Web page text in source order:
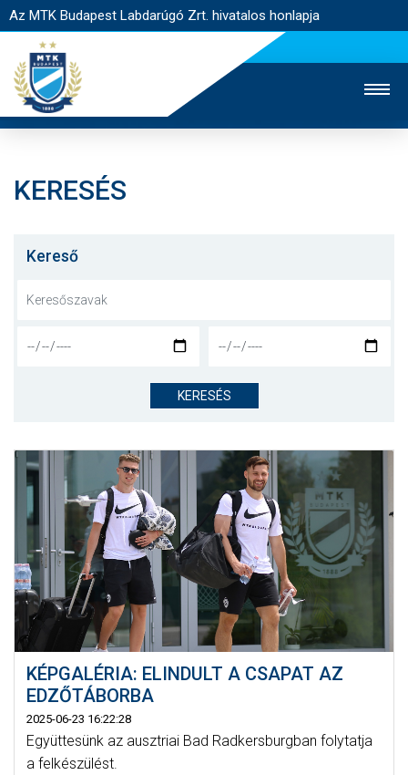
Az MTK Budapest Labdarúgó Zrt. hivatalos honlapja
JEGYÉRTÉKESÍTÉS
NYITÓLAP
CSAPATOK
KLUB
GALÉRIA
SZURKOLÓI ÉLMÉNYEK
AKKREDITÁCIÓ
KERESÉS
Kereső
KERESÉS
KÉPGALÉRIA: ELINDULT A CSAPAT AZ
EDZŐTÁBORBA
2025-06-23 16:22:28
Együttesünk az ausztriai Bad Radkersburgban folytatja
a felkészülést.